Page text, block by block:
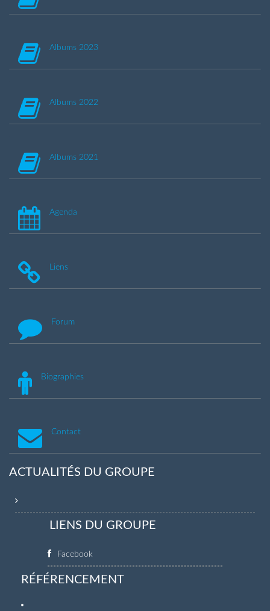
Albums 2023
Albums 2022
Albums 2021
Agenda
Liens
Forum
Biographies
Contact
ACTUALITÉS DU GROUPE
LIENS DU GROUPE
Facebook
RÉFÉRENCEMENT